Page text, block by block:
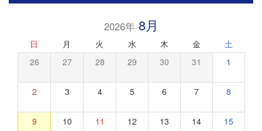
2026年8月
日 月 火 水 木 金 土
26 27 28 29 30 31 1
2 3 4 5 6 7 8
9 10 11 12 13 14 15